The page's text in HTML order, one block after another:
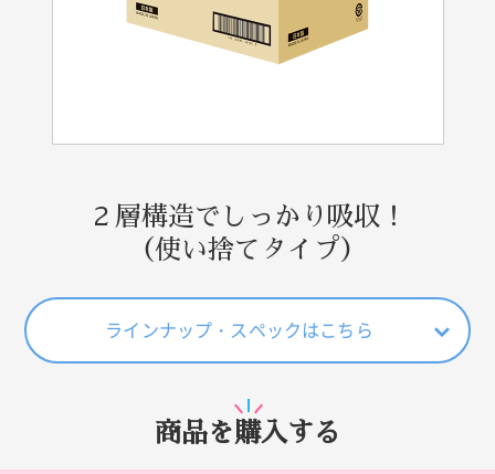
２層構造でしっかり吸収！
（使い捨てタイプ）
ラインナップ・スペックはこちら
商品を購入する